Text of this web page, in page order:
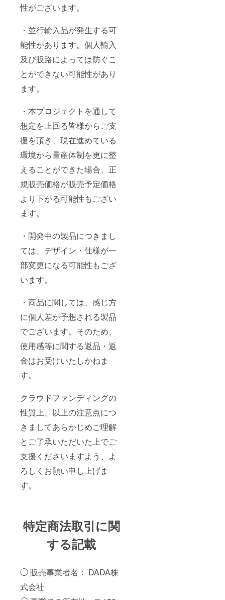
性がございます。
・並行輸入品が発生する可
能性があります。個人輸入
及び販路によっては防ぐこ
とができない可能性があり
ます。
・本プロジェクトを通して
想定を上回る皆様からご支
援を頂き、現在進めている
環境から量産体制を更に整
えることができた場合、正
規販売価格が販売予定価格
より下がる可能性もござい
ます。
・開発中の製品につきまし
ては、デザイン・仕様が一
部変更になる可能性もござ
います。
・商品に関しては、感じ方
に個人差が予想される製品
でございます。そのため、
使用感等に関する返品・返
金はお受けいたしかねま
す。
クラウドファンディングの
性質上、以上の注意点につ
きましてあらかじめご理解
とご了承いただいた上でご
支援くださいますよう、よ
ろしくお願い申し上げま
す。
特定商法取引に関
する記載
◯ 販売事業者名： DADA株
式会社